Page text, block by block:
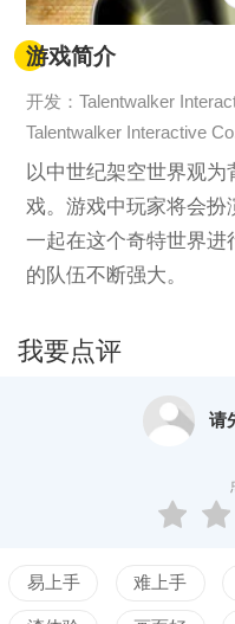
游戏简介
开发：Talentwalker
Talentwalker Interactive
以中世纪架空世界观
戏。游戏中玩家将会扮
一起在这个奇特世界进
的队伍不断强大。
我要点评
请
易上手 难上手